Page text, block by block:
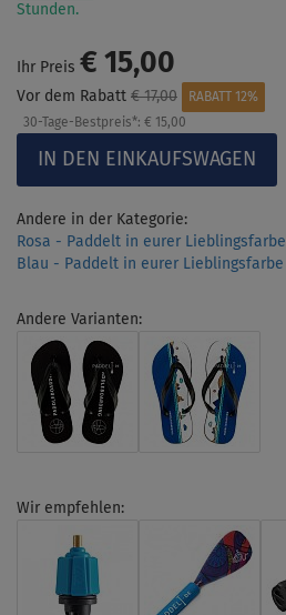
Stunden.
Ihr Preis € 15,00
Vor dem Rabatt € 17,00
RABATT 12%
30-Tage-Bestpreis*: € 15,00
Andere in der Kategorie:
Rosa - Paddelt in eurer Lieblingsfarbe
Blau - Paddelt in eurer Lieblingsfarbe
Andere Varianten:
Wir empfehlen: